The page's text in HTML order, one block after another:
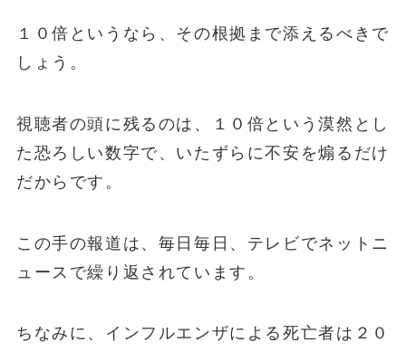
１０倍というなら、その根拠まで添えるべきで
しょう。
視聴者の頭に残るのは、１０倍という漠然とし
た恐ろしい数字で、いたずらに不安を煽るだけ
だからです。
この手の報道は、毎日毎日、テレビでネットニ
ュースで繰り返されています。
ちなみに、インフルエンザによる死亡者は２０